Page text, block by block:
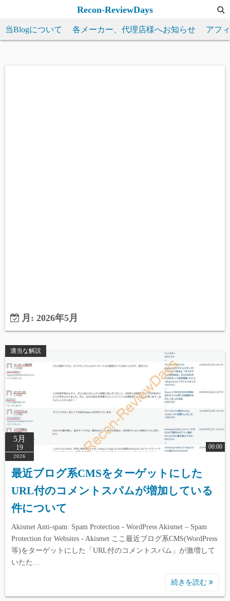
テ
Recon-ReviewDays
当Blogについて 各メーカー、代理店様へお知らせ アフ
月: 2026年5月
適当な解説
5月
19
2026
00:00
最近ブログ系CMSをターゲットにした
URL付のコメントスパムが増加している
件について
Akismet Anti-spam: Spam Protection - WordPress Akismet – Spam
Protection for Websites - Akismet ここ最近ブログ系CMS(WordPress
等)をターゲットにした「URL付のコメントスパム」が激増して
いたた…
続きを読む